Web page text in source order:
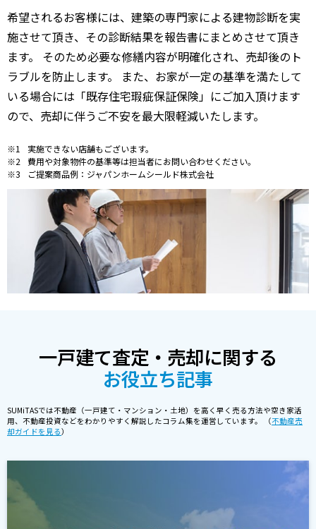
希望されるお客様には、建築の専門家による建物診断を実
施させて頂き、その診断結果を報告書にまとめさせて頂き
ます。 そのため必要な修繕内容が明確化され、売却後のト
ラブルを防止します。 また、お家が一定の基準を満たして
いる場合には「既存住宅瑕疵保証保険」にご加入頂けます
ので、売却に伴うご不安を最大限軽減いたします。
実施できない店舗もございます。
費用や対象物件の基準等は担当者にお問い合わせください。
ご提案商品例：ジャパンホームシールド株式会社
一戸建て査定・売却に関する
お役立ち記事
SUMiTASでは不動産（一戸建て・マンション・土地）を高く早く売る方法や空き家活
用、不動産投資などをわかりやすく解説したコラム集を運営しています。 （不動産売
却ガイドを見る）